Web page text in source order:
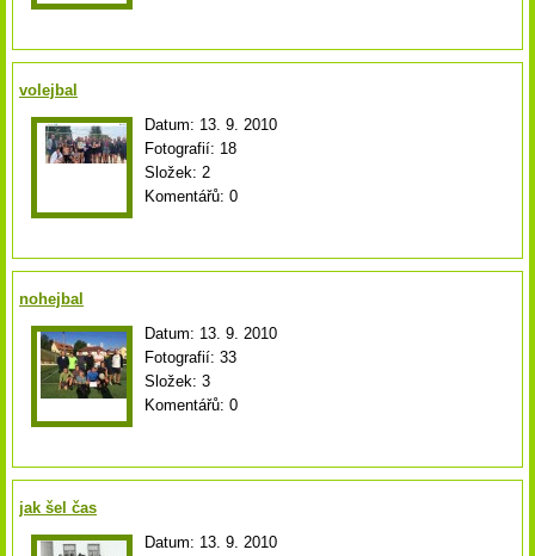
volejbal
Datum: 13. 9. 2010
Fotografií: 18
Složek: 2
Komentářů: 0
nohejbal
Datum: 13. 9. 2010
Fotografií: 33
Složek: 3
Komentářů: 0
jak šel čas
Datum: 13. 9. 2010